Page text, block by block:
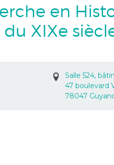
en
XIXe
Salle 524,
47 boulevard
78047